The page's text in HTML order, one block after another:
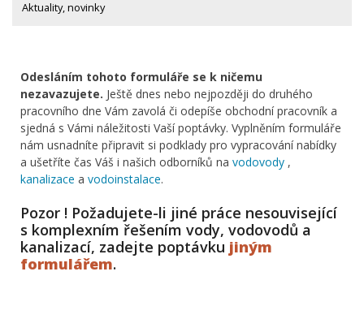
Aktuality, novinky
Odesláním tohoto formuláře se k ničemu
nezavazujete. Ještě dnes nebo nejpozději do druhého
pracovního dne Vám zavolá či odepíše obchodní pracovník a
sjedná s Vámi náležitosti Vaší poptávky. Vyplněním formuláře
nám usnadníte připravit si podklady pro vypracování nabídky
a ušetříte čas Váš i našich odborníků na vodovody ,
kanalizace a vodoinstalace.
Pozor ! Požadujete-li jiné práce nesouvisející
s komplexním řešením vody, vodovodů a
kanalizací, zadejte poptávku jiným
formulářem.